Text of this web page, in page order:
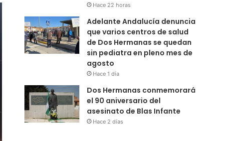
Hace 22 horas
Adelante Andalucía denuncia
que varios centros de salud
de Dos Hermanas se quedan
sin pediatra en pleno mes de
agosto
Hace 1 día
Dos Hermanas conmemorará
el 90 aniversario del
asesinato de Blas Infante
Hace 2 días